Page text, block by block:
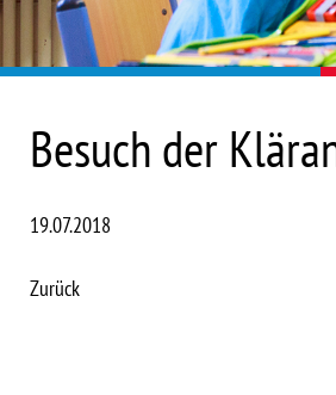
Besuch der
19.07.2018
Zurück